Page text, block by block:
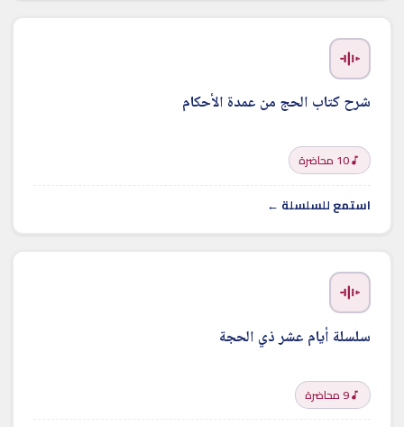
شرح كتاب الحج من عمدة الأحكام
10 محاضرة
استمع للسلسلة ←
سلسلة أيام عشر ذي الحجة
9 محاضرة